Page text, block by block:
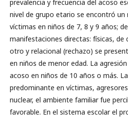
prevalencia y frecuencia del acoso
nivel de grupo etario se encontró
víctimas en niños de 7, 8 y 9 años;
manifestaciones directas: físicas, de
otro y relacional (rechazo) se
en niños de menor edad. La
acoso en niños de 10 años o más.
predominante en víctimas,
nuclear, el ambiente familiar fue
favorable. En el sistema escolar el